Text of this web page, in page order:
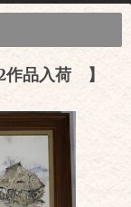
品入荷 】